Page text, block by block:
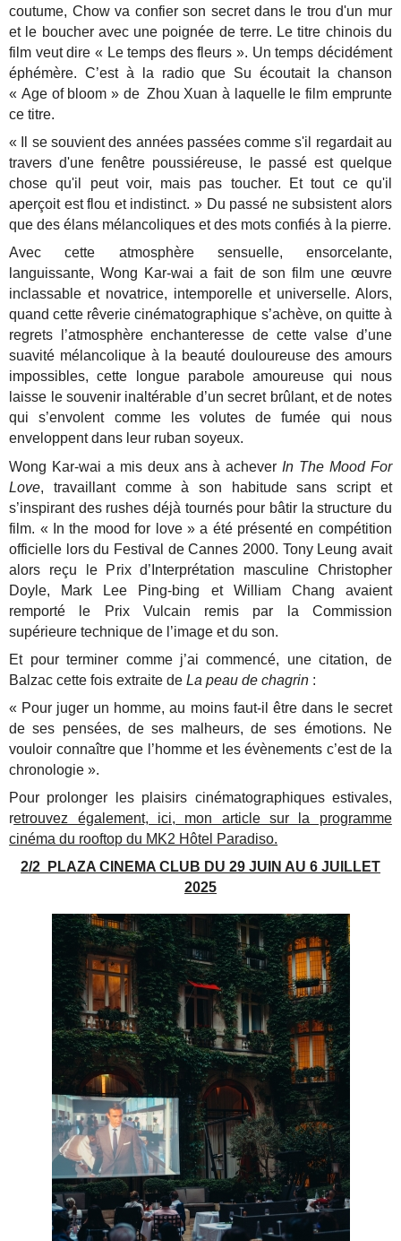
coutume, Chow va confier son secret dans le trou d'un mur
et le boucher avec une poignée de terre. Le titre chinois du
film veut dire « Le temps des fleurs ». Un temps décidément
éphémère. C’est à la radio que Su écoutait la chanson
« Age of bloom » de Zhou Xuan à laquelle le film emprunte
ce titre.
« Il se souvient des années passées comme s'il regardait au
travers d'une fenêtre poussiéreuse, le passé est quelque
chose qu'il peut voir, mais pas toucher. Et tout ce qu'il
aperçoit est flou et indistinct. » Du passé ne subsistent alors
que des élans mélancoliques et des mots confiés à la pierre.
Avec cette atmosphère sensuelle, ensorcelante,
languissante, Wong Kar-wai a fait de son film une œuvre
inclassable et novatrice, intemporelle et universelle. Alors,
quand cette rêverie cinématographique s’achève, on quitte à
regrets l’atmosphère enchanteresse de cette valse d’une
suavité mélancolique à la beauté douloureuse des amours
impossibles, cette longue parabole amoureuse qui nous
laisse le souvenir inaltérable d’un secret brûlant, et de notes
qui s’envolent comme les volutes de fumée qui nous
enveloppent dans leur ruban soyeux.
Wong Kar-wai a mis deux ans à achever In The Mood For
Love, travaillant comme à son habitude sans script et
s’inspirant des rushes déjà tournés pour bâtir la structure du
film. « In the mood for love » a été présenté en compétition
officielle lors du Festival de Cannes 2000. Tony Leung avait
alors reçu le Prix d’Interprétation masculine Christopher
Doyle, Mark Lee Ping-bing et William Chang avaient
remporté le Prix Vulcain remis par la Commission
supérieure technique de l’image et du son.
Et pour terminer comme j’ai commencé, une citation, de
Balzac cette fois extraite deLa peau de chagrin :
« Pour juger un homme, au moins faut-il être dans le secret
de ses pensées, de ses malheurs, de ses émotions. Ne
vouloir connaître que l’homme et les évènements c’est de la
chronologie ».
Pour prolonger les plaisirs cinématographiques estivales,
retrouvez également, ici, mon article sur la programme
cinéma du rooftop du MK2 Hôtel Paradiso.
2/2 PLAZA CINEMA CLUB DU 29 JUIN AU 6 JUILLET
2025